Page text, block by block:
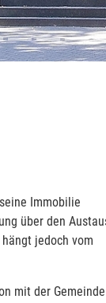
Immobilie
über den
jedoch vom
mit der Gemeinde